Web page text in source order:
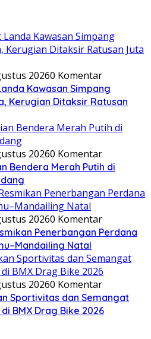
20260 Komentar
Kawasan Simpang
Kerugian Ditaksir Ratusan
20260 Komentar
Bendera Merah Putih di
20260 Komentar
Penerbangan Perdana
Natal
20260 Komentar
Sportivitas dan Semangat
BMX Drag Bike 2026